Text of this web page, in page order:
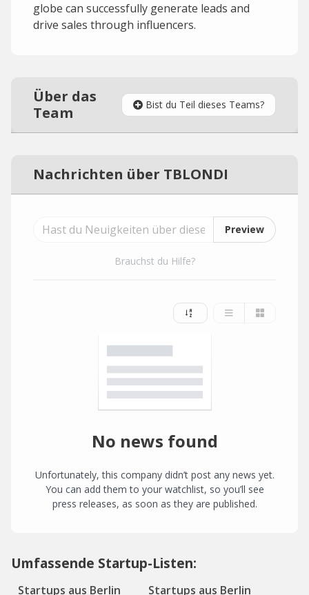
globe can successfully generate leads and
drive sales through influencers.
Über das
Team
Bist du Teil dieses Teams?
Nachrichten über TBLONDI
Preview
Brauchst du Hilfe?
No news found
Unfortunately, this company didn’t post any news yet.
You can add them to your watchlist, so you’ll see
press releases, as soon as they are published.
Umfassende Startup-Listen:
Startups aus Berlin Startups aus Berlin